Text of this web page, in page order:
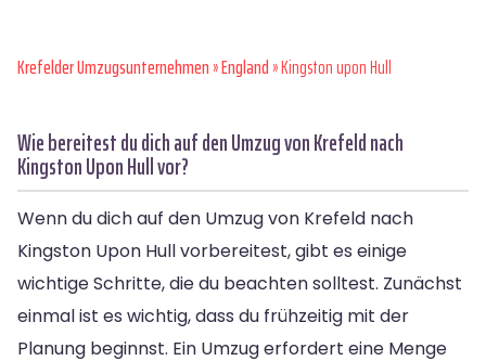
Krefelder Umzugsunternehmen»England» Kingston upon Hull
Wie bereitest du dich auf den Umzug von Krefeld nach
Kingston Upon Hull vor?
Wenn du dich auf den Umzug von Krefeld nach
Kingston Upon Hull vorbereitest, gibt es einige
wichtige Schritte, die du beachten solltest. Zunächst
einmal ist es wichtig, dass du frühzeitig mit der
Planung beginnst. Ein Umzug erfordert eine Menge